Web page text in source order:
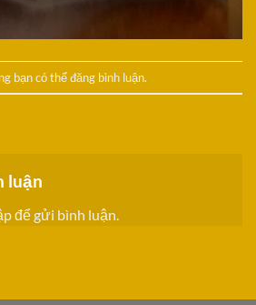
bạn có thểđăng bình luận
luận
để gửi bình luận.